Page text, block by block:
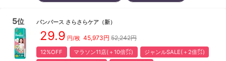
5位 パンパース さらさらケア （新）
29.9 円/枚 45,973円 52,242円
12%OFF マラソン11店(＋10倍㌽)
ジャンルSALE(＋2倍㌽)